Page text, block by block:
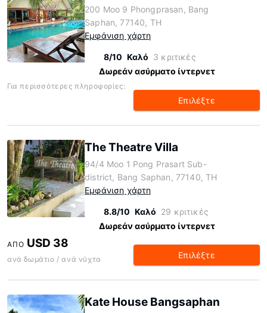
200 Moo 9 Phongprasan, Bang
Saphan, 77140, TH
Εμφάνιση χάρτη
8/10 Καλό 3 κριτικές
Δωρεάν ασύρματο ίντερνετ
Για περισσότερες πληροφορίες:
Επιλέξτε
The Theatre Villa
94/4 Moo 1 Pong Prasart Sub-
district, Bang Saphan, 77140, TH
Εμφάνιση χάρτη
8.8/10 Καλό 29 κριτικές
Δωρεάν ασύρματο ίντερνετ
ΑΠΌ USD 38
ανά δωμάτιο / ανά νύχτα Επιλέξτε
Kate House Bangsaphan